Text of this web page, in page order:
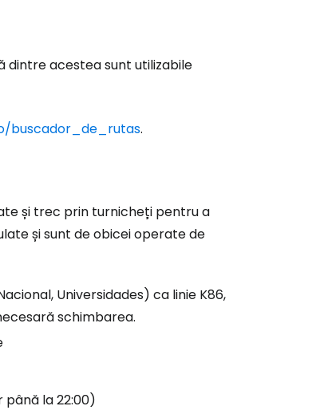
dintre acestea sunt utilizabile
buscador_de_rutas.
și trec prin turnicheți pentru a
și sunt de obicei operate de
Universidades) ca linie K86,
schimbarea.
până la 22:00)
Cestee